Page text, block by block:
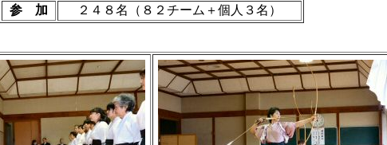
参 加
２４８名（８２チーム＋個人３名）